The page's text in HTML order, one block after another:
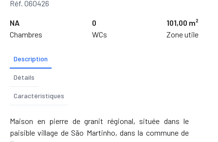
Réf. 060426
NA
Chambres
0
WCs
101,00 m²
Zone utile
Description
Détails
Caractéristiques
Maison en pierre de granit régional, située dans le
paisible village de São Martinho, dans la commune de